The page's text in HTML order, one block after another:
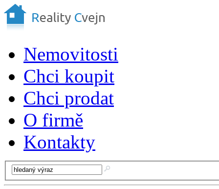
Nemovitosti
Chci koupit
Chci prodat
O firmě
Kontakty